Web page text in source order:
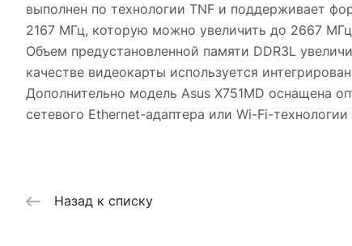
выполнен по технологии TNF и поддерживает
2167 МГц, которую можно увеличить до 2667
Объем предустановленной памяти DDR3L
качестве видеокарты используется
Дополнительно модель Asus X751MD оснащена
сетевого Ethernet-адаптера или Wi-Fi-
Назад к списку